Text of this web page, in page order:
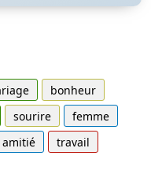
bonheur
sourire
femme
amitié
travail